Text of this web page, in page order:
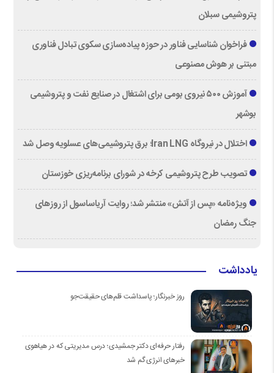
پتروشیمی سبلان
فراخوان شناسایی فناور در حوزه پیاده‌سازی سکوی تبادل فناوری
مبتنی بر هوش مصنوعی
آموزش ۵۰۰ نیروی بومی برای اشتغال در صنایع نفت و پتروشیمی
بوشهر
اختلال در نیروگاه Iran LNG؛ برق پتروشیمی‌های عسلویه وصل شد
تصویب طرح پتروشیمی کرخه در شورای برنامه‌ریزی خوزستان
ویژه‌نامه «پس از آتش» منتشر شد؛ روایت آریاساسول از روزهای
جنگ رمضان
یادداشت
روز خبرنگار؛ پاسداشت قلم‌های حقیقت‌جو
رفتار حرفه‌ای دکتر جمشیدی؛ درس مدیریتی که در هیاهوی
خبرهای انرژی گم شد